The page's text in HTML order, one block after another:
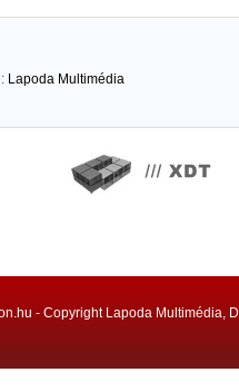
Lapoda Multimédia
- Copyright Lapoda Multimédia,